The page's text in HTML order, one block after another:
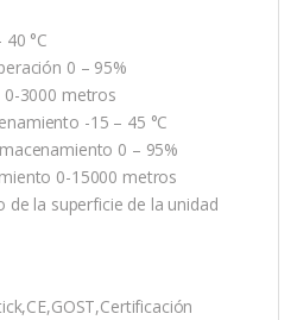
°C
0 – 95%
0-3000 metros
-15 – 45 °C
0 – 95%
0-15000 metros
de la superficie de la unidad